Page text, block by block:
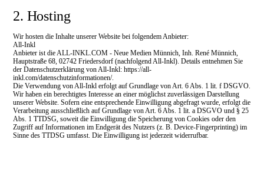
2. Hosting
Wir hosten die Inhalte unserer Website bei folgendem Anbieter:
All-Inkl
Anbieter ist die ALL-INKL.COM - Neue Medien Münnich, Inh. René Münnich,
Hauptstraße 68, 02742 Friedersdorf (nachfolgend All-Inkl). Details entnehmen Sie
der Datenschutzerklärung von All-Inkl: https://all-
inkl.com/datenschutzinformationen/.
Die Verwendung von All-Inkl erfolgt auf Grundlage von Art. 6 Abs. 1 lit. f DSGVO.
Wir haben ein berechtigtes Interesse an einer möglichst zuverlässigen Darstellung
unserer Website. Sofern eine entsprechende Einwilligung abgefragt wurde, erfolgt die
Verarbeitung ausschließlich auf Grundlage von Art. 6 Abs. 1 lit. a DSGVO und § 25
Abs. 1 TTDSG, soweit die Einwilligung die Speicherung von Cookies oder den
Zugriff auf Informationen im Endgerät des Nutzers (z. B. Device-Fingerprinting) im
Sinne des TTDSG umfasst. Die Einwilligung ist jederzeit widerrufbar.